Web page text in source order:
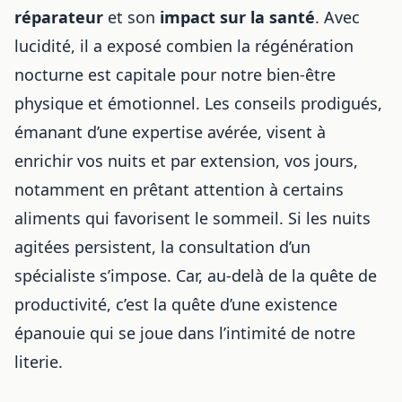
réparateur et son impact sur la santé. Avec
lucidité, il a exposé combien la régénération
nocturne est capitale pour notre bien-être
physique et émotionnel. Les conseils prodigués,
émanant d’une expertise avérée, visent à
enrichir vos nuits et par extension, vos jours,
notamment en prêtant attention à certains
aliments qui favorisent le sommeil. Si les nuits
agitées persistent, la consultation d’un
spécialiste s’impose. Car, au-delà de la quête de
productivité, c’est la quête d’une existence
épanouie qui se joue dans l’intimité de notre
literie.